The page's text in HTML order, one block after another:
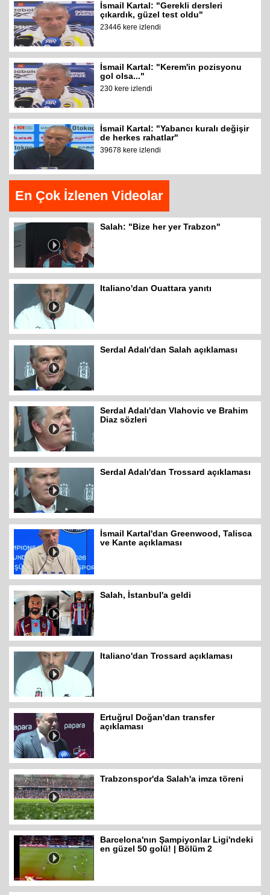
İsmail Kartal: "Gerekli dersleri
çıkardık, güzel test oldu"
23446 kere izlendi
İsmail Kartal: "Kerem'in pozisyonu
gol olsa..."
230 kere izlendi
İsmail Kartal: "Yabancı kuralı değişir
de herkes rahatlar"
39678 kere izlendi
En Çok İzlenen Videolar
Salah: "Bize her yer Trabzon"
Italiano'dan Ouattara yanıtı
Serdal Adalı'dan Salah açıklaması
Serdal Adalı'dan Vlahovic ve Brahim
Diaz sözleri
Serdal Adalı'dan Trossard açıklaması
İsmail Kartal'dan Greenwood, Talisca
ve Kante açıklaması
Salah, İstanbul'a geldi
Italiano'dan Trossard açıklaması
Ertuğrul Doğan'dan transfer
açıklaması
Trabzonspor'da Salah'a imza töreni
Barcelona'nın Şampiyonlar Ligi'ndeki
en güzel 50 golü! | Bölüm 2